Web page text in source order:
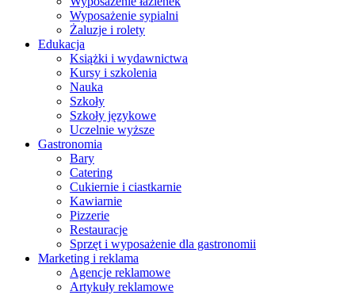
Wyposażenie sypialni
Żaluzje i rolety
Edukacja
Książki i wydawnictwa
Kursy i szkolenia
Nauka
Szkoły
Szkoły językowe
Uczelnie wyższe
Gastronomia
Bary
Catering
Cukiernie i ciastkarnie
Kawiarnie
Pizzerie
Restauracje
Sprzęt i wyposażenie dla gastronomii
Marketing i reklama
Agencje reklamowe
Artykuły reklamowe